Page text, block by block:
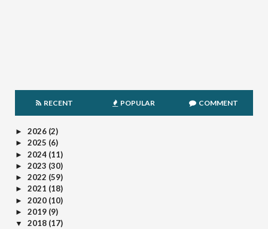
RECENT POPULAR COMMENT
► 2026 (2)
► 2025 (6)
► 2024 (11)
► 2023 (30)
► 2022 (59)
► 2021 (18)
► 2020 (10)
► 2019 (9)
▼ 2018 (17)